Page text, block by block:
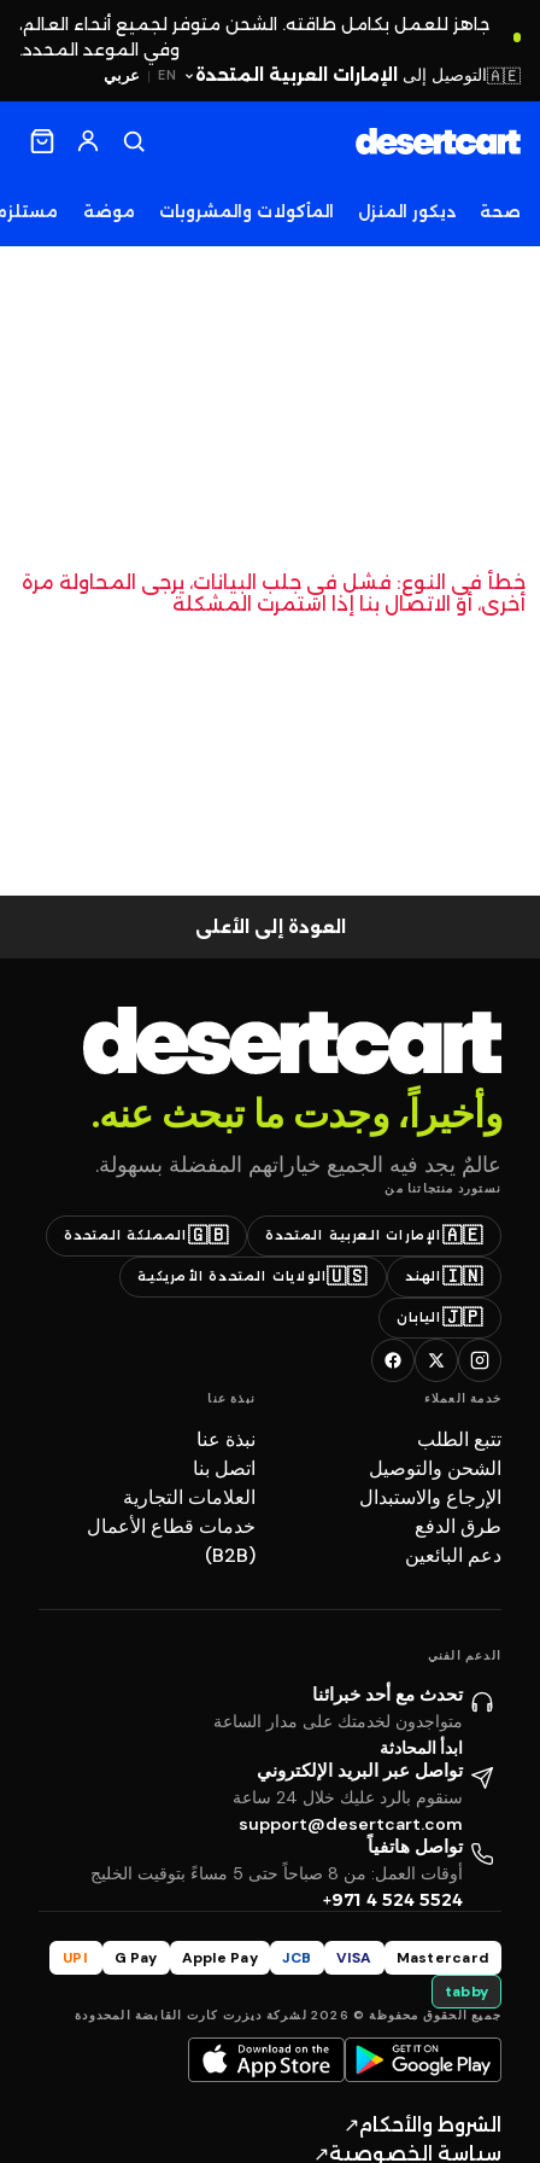
جاهز للعمل بكامل طاقته. الشحن متوفر لجميع أنحاء العالم،
وفي الموعد المحدد.
EN
| عربي 🇦🇪التوصيل إلى الإمارات العربية المتحدة
صحة ديكور المنزل المأكولات والمشروبات موضة
خطأ في النوع: فشل في جلب البيانات، يرجى المحاولة مرة
أخرى، أو الاتصال بنا إذا استمرت المشكلة
العودة إلى الأعلى
وأخيراً، وجدت ما تبحث عنه.
عالمٌ يجد فيه الجميع خياراتهم المفضلة بسهولة.
نستورد منتجاتنا من
🇦🇪 الإمارات العربية المتحدة 🇬🇧 المملكة المتحدة
🇮🇳 الهند 🇺🇸الولايات المتحدة الأمريكية
🇯🇵 اليابان
خدمة العملاء
تتبع الطلب
الشحن والتوصيل
الإرجاع والاستبدال
طرق الدفع
دعم البائعين
نبذة عنا
نبذة عنا
اتصل بنا
العلامات التجارية
خدمات قطاع الأعمال
(B2B)
الدعم الفني
تحدث مع أحد خبرائنا
متواجدون لخدمتك على مدار الساعة
ابدأ المحادثة
تواصل عبر البريد الإلكتروني
سنقوم بالرد عليك خلال 24 ساعة
support@desertcart.com
تواصل هاتفياً
أوقات العمل: من 8 صباحاً حتى 5 مساءً بتوقيت الخليج
+971 4 524 5524
Mastercard
VISA
JCB
Apple Pay
G Pay
UPI
tabby
جميع الحقوق محفوظة © 2026 لشركة ديزرت كارت القابضة المحدودة
الشروط والأحكام↗
سياسة الخصوصية↗